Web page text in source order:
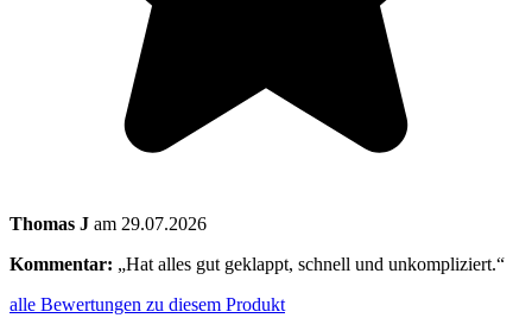
Thomas J am 29.07.2026
Kommentar: „Hat alles gut geklappt, schnell und unkompliziert.“
alle Bewertungen zu diesem Produkt